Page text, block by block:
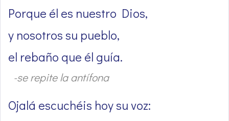
Porque él es nuestro Dios,
y nosotros su pueblo,
el rebaño que él guía.
-se repite la antífona
Ojalá escuchéis hoy su voz: